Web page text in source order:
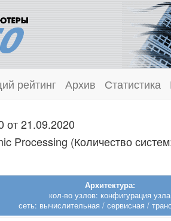
рейтинг Архив Статистика
от 21.09.2020
Processing (Количество
Архитектура:
кол-во узлов: конфигурация узла
сеть: вычислительная / сервисная /